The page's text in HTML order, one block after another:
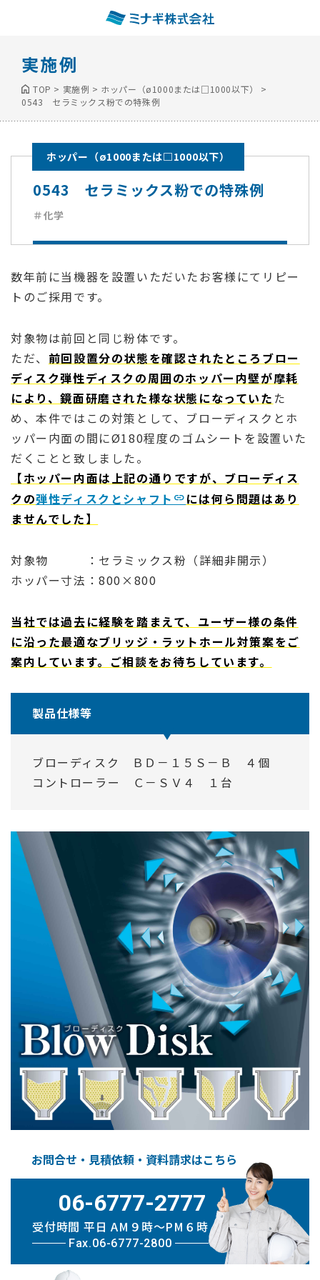
実施例
TOP > 実施例 > ホッパー（ø1000または□1000以下）
>
0543 セラミックス粉での特殊例
ホッパー（ø1000または□1000以下）
0543 セラミックス粉での特殊例
＃化学
数年前に当機器を設置いただいたお客様にてリピー
トのご採用です。
対象物は前回と同じ粉体です。
ただ、 前回設置分の状態を確認されたところブロー
ディスク弾性ディスクの周囲のホッパー内壁が摩耗
により、鏡面研磨された様な状態になっていた た
め、本件ではこの対策として、ブローディスクとホ
ッパー内面の間にØ180程度のゴムシートを設置いた
だくことと致しました。
【ホッパー内面は上記の通りですが、ブローディス
クの弾性ディスクとシャフト
には何ら問題はあり
ませんでした】
対象物 ：セラミックス粉（詳細非開示）
ホッパー寸法：800×800
当社では過去に経験を踏まえて、ユーザー様の条件
に沿った最適なブリッジ・ラットホール対策案をご
案内しています。ご相談をお待ちしています。
製品仕様等
ブローディスク ＢＤ－１５Ｓ－Ｂ ４個
コントローラー Ｃ－ＳＶ４ １台
お問合せ・見積依頼・資料請求はこちら
06-6777-2777
受付時間 平日 AM９時〜PM６時
Fax.06-6777-2800